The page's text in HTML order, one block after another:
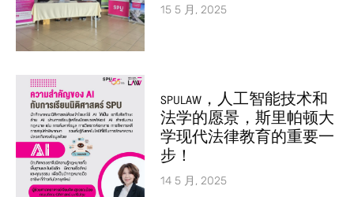
15 5 月, 2025
SPULAW，人工智能技术和
法学的愿景，斯里帕顿大
学现代法律教育的重要一
步！
14 5 月, 2025